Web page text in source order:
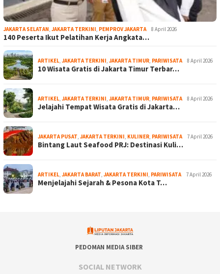
JAKARTA SELATAN JAKARTA TERKINI PEMPROV JAKARTA 8 April 2026
140 Peserta Ikut Pelatihan Kerja Angkata…
ARTIKEL JAKARTA TERKINI JAKARTA TIMUR PARIWISATA 8 April 2026
10 Wisata Gratis di Jakarta Timur Terbar…
ARTIKEL JAKARTA TERKINI JAKARTA TIMUR PARIWISATA 8 April 2026
Jelajahi Tempat Wisata Gratis di Jakarta…
JAKARTA PUSAT JAKARTA TERKINI KULINER PARIWISATA 7 April 2026
Bintang Laut Seafood PRJ: Destinasi Kuli…
ARTIKEL JAKARTA BARAT JAKARTA TERKINI PARIWISATA 7 April 2026
Menjelajahi Sejarah & Pesona Kota T…
PEDOMAN MEDIA SIBER
SOCIAL NETWORK